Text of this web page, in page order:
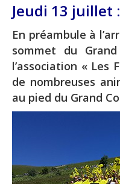
Jeudi 13 juillet :
En préambule à
sommet du
l’association « Les
de nombreuses
au pied du Grand